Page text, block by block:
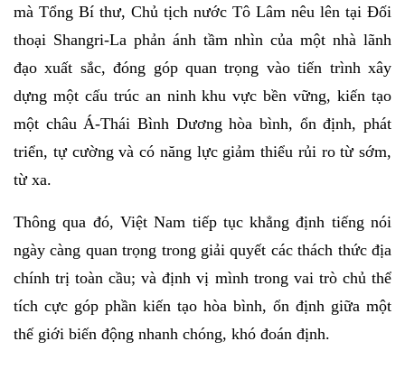
mà Tổng Bí thư, Chủ tịch nước Tô Lâm nêu lên tại Đối
thoại Shangri-La phản ánh tầm nhìn của một nhà lãnh
đạo xuất sắc, đóng góp quan trọng vào tiến trình xây
dựng một cấu trúc an ninh khu vực bền vững, kiến tạo
một châu Á-Thái Bình Dương hòa bình, ổn định, phát
triển, tự cường và có năng lực giảm thiểu rủi ro từ sớm,
từ xa.
Thông qua đó, Việt Nam tiếp tục khẳng định tiếng nói
ngày càng quan trọng trong giải quyết các thách thức địa
chính trị toàn cầu; và định vị mình trong vai trò chủ thể
tích cực góp phần kiến tạo hòa bình, ổn định giữa một
thế giới biến động nhanh chóng, khó đoán định.